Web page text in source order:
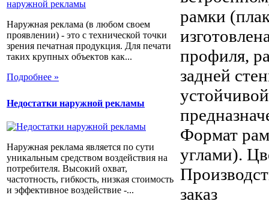
Наружная реклама (в любом своем
проявлении) - это с технической точки
зрения печатная продукция. Для печати
таких крупных объектов как...
Подробнее »
Недостатки наружной рекламы
Наружная реклама является по сути
уникальным средством воздействия на
потребителя. Высокий охват,
частотность, гибкость, низкая стоимость
и эффективное воздействие -...
рамки
профиля,
задней
Формат
углами).
заказ